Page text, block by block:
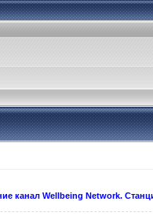
канал Wellbeing Network.